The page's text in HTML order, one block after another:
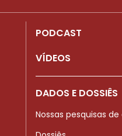
PODCAST
VÍDEOS
DADOS E DOSSIÊS
Nossas pesquisas